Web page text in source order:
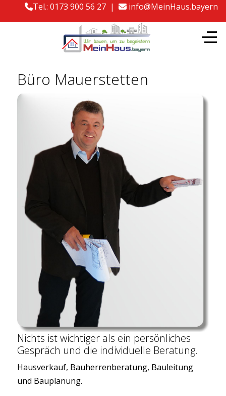
Tel.: 0173 900 56 27 | info@MeinHaus.bayern
Büro Mauerstetten
Nichts ist wichtiger als ein persönliches
Gespräch und die individuelle Beratung.
Hausverkauf, Bauherrenberatung, Bauleitung
und Bauplanung.